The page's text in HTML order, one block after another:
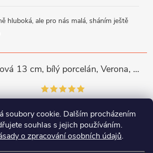
soubory cookie. Dalším procházením
souhlas s jejich používáním.
o zpracování osobních údajů.
hluboká, ale pro nás malá, sháním ještě
Miska kompotová 13 cm, bílý porcelán, Verona, G. Benedikt
ale využiji